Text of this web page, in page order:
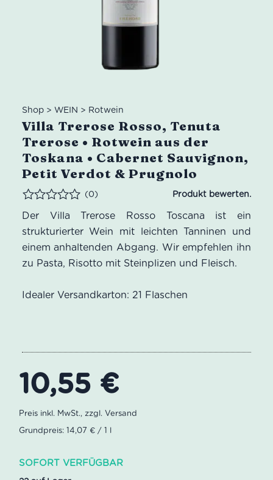
Shop> WEIN > Rotwein
Villa Trerose Rosso, Tenuta
Trerose • Rotwein aus der
Toskana • Cabernet Sauvignon,
Petit Verdot & Prugnolo
Bewertet
(0)
Der Villa Trerose Rosso Toscana ist ein
strukturierter Wein mit leichten Tanninen und
einem anhaltenden Abgang. Wir empfehlen ihn
zu Pasta, Risotto mit Steinplizen und Fleisch.
Idealer Versandkarton: 21 Flaschen
10,55 €
Grundpreis: 14,07 € / 1 l
SOFORT VERFÜGBAR